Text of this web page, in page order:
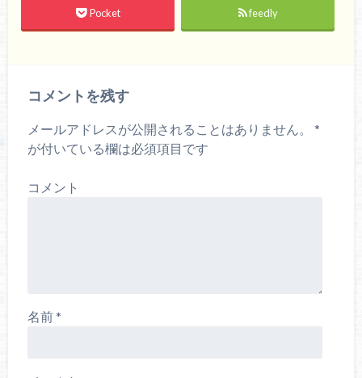
Pocket feedly
コメントを残す
メールアドレスが公開されることはありません。
*
が付いている欄は必須項目です
コメント
名前*